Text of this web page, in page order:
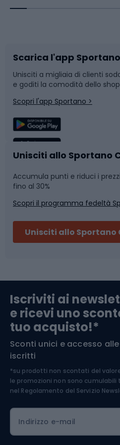
Bushcraft
Corsa
Sport di squadra
Caschi da ciclismo
Skitouring
Abbigliamento da
Slitte e slittini
Snowboard
Camminata nordica
Nuoto
Pattinaggio
Componenti per
Arrampicata
Medicina dello sport
Abbigliamento ciclistico
Scarica l'app Sportano
Unisciti a migliaia di clienti
e goditi la comodità dello
Scopri l'app Sportano >
Unisciti allo Sportano
Accumula punti e riduci i
fino al 30%
Scopri il programma fedeltà
Unisciti allo Sportano
Iscriviti ai
e ricevi uno
tuo acquisto!*
Sconti unici e accesso
iscritti
*su prodotti non scontati del
le promozioni non sono
nel Regolamento del Servizio
Indirizzo e-mail